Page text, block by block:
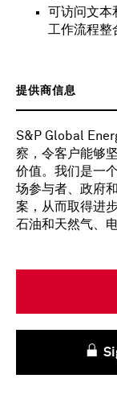
可访问文本
工作流程整
提供商信息
S&P Global
察，令客户能够
价值。我们是一
场参与者、政府
案，从而取得进
石油和天然气、